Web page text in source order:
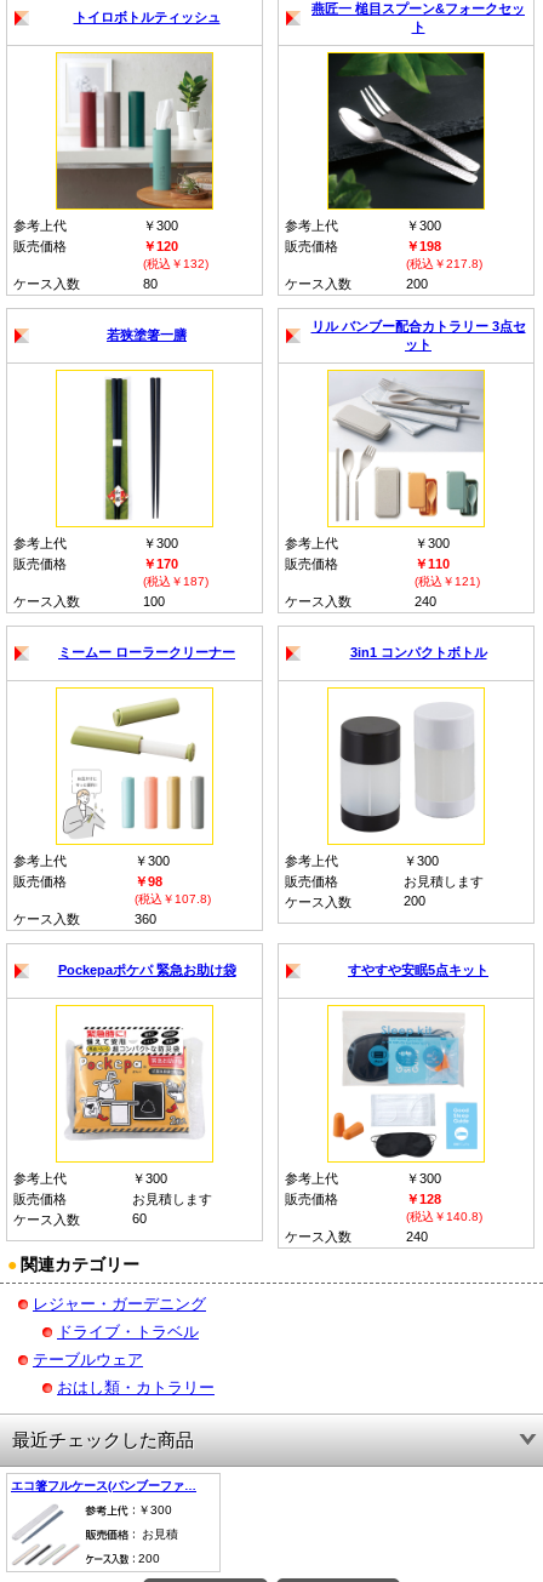
トイロボトルティッシュ
参考上代
￥300
販売価格
￥120
(税込￥132)
ケース入数 80
燕匠一 槌目スプーン&フォークセッ
ト
参考上代
￥300
販売価格
￥198
(税込￥217.8)
ケース入数 200
若狭塗箸一膳
参考上代
￥300
販売価格
￥170
(税込￥187)
ケース入数 100
リル バンブー配合カトラリー 3点セ
ット
参考上代
￥300
販売価格
￥110
(税込￥121)
ケース入数 240
ミームー ローラークリーナー
参考上代
￥300
販売価格
￥98
(税込￥107.8)
ケース入数 360
3in1 コンパクトボトル
参考上代
￥300
販売価格
お見積します
ケース入数
200
Pockepaポケパ 緊急お助け袋
参考上代
￥300
販売価格
お見積します
ケース入数
60
すやすや安眠5点キット
参考上代
￥300
販売価格
￥128
(税込￥140.8)
ケース入数 240
● 関連カテゴリー
レジャー・ガーデニング
ドライブ・トラベル
テーブルウェア
おはし類・カトラリー
最近チェックした商品
エコ箸フルケース(バンブーファ…
￥300
お見積
200